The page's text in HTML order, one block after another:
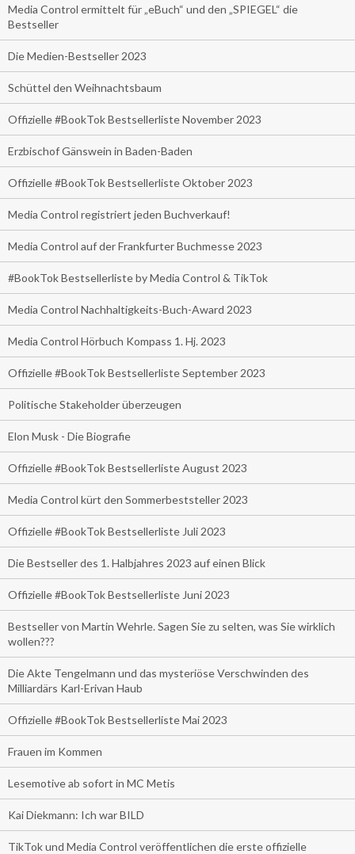
Media Control ermittelt für „eBuch“ und den „SPIEGEL“ die
Bestseller
Die Medien-Bestseller 2023
Schüttel den Weihnachtsbaum
Offizielle #BookTok Bestsellerliste November 2023
Erzbischof Gänswein in Baden-Baden
Offizielle #BookTok Bestsellerliste Oktober 2023
Media Control registriert jeden Buchverkauf!
Media Control auf der Frankfurter Buchmesse 2023
#BookTok Bestsellerliste by Media Control & TikTok
Media Control Nachhaltigkeits-Buch-Award 2023
Media Control Hörbuch Kompass 1. Hj. 2023
Offizielle #BookTok Bestsellerliste September 2023
Politische Stakeholder überzeugen
Elon Musk - Die Biografie
Offizielle #BookTok Bestsellerliste August 2023
Media Control kürt den Sommerbeststeller 2023
Offizielle #BookTok Bestsellerliste Juli 2023
Die Bestseller des 1. Halbjahres 2023 auf einen Blick
Offizielle #BookTok Bestsellerliste Juni 2023
Bestseller von Martin Wehrle. Sagen Sie zu selten, was Sie wirklich
wollen???
Die Akte Tengelmann und das mysteriöse Verschwinden des
Milliardärs Karl-Erivan Haub
Offizielle #BookTok Bestsellerliste Mai 2023
Frauen im Kommen
Lesemotive ab sofort in MC Metis
Kai Diekmann: Ich war BILD
TikTok und Media Control veröffentlichen die erste offizielle